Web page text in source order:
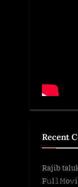
Recent
Rajib